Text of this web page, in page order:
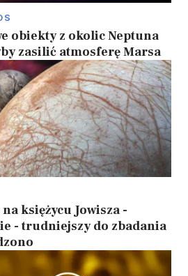
obiekty z okolic Neptuna
zasilić atmosferę Marsa
na księżycu Jowisza -
- trudniejszy do zbadania